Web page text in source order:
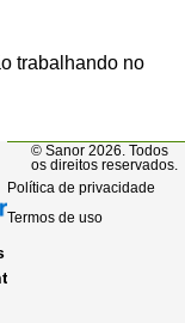
trabalhando no
© Sanor 2026. Todos
os direitos reservados.
Política de privacidade
Termos de uso